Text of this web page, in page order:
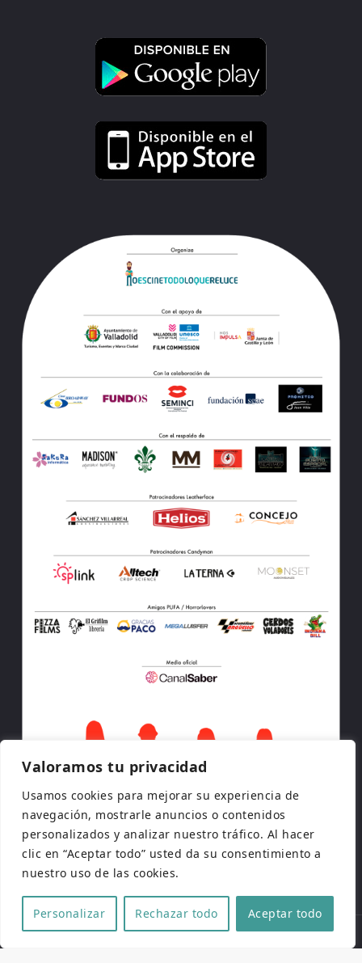
Valoramos tu privacidad
Usamos cookies para mejorar su experiencia de
navegación, mostrarle anuncios o contenidos
personalizados y analizar nuestro tráfico. Al hacer
clic en “Aceptar todo” usted da su consentimiento a
nuestro uso de las cookies.
Personalizar Rechazar todo Aceptar todo